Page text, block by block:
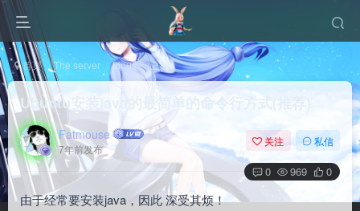
首页 The server Linux 正文
Ubuntu安装java的最简单的命令行方式(推荐)
Fatmouse
7年前发布
关注 私信
0 969 0
由于经常要安装java，因此 深受其烦！